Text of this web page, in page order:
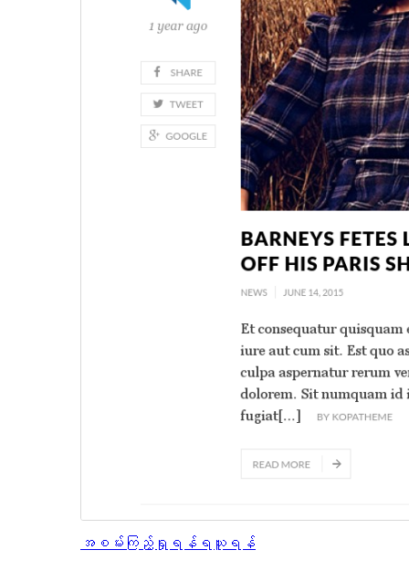
အစမ်းကြည့်ရှုရန် ရယူရန်